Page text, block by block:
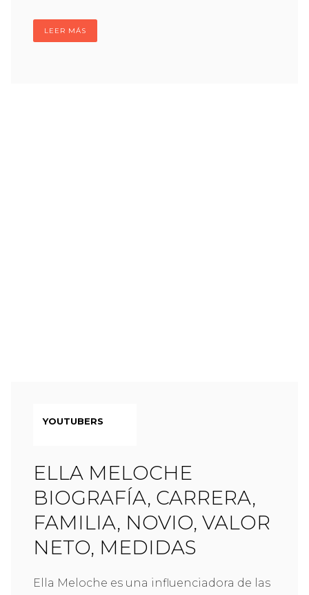
LEER MÁS
YOUTUBERS
ELLA MELOCHE
BIOGRAFÍA, CARRERA,
FAMILIA, NOVIO, VALOR
NETO, MEDIDAS
Ella Meloche es una influenciadora de las